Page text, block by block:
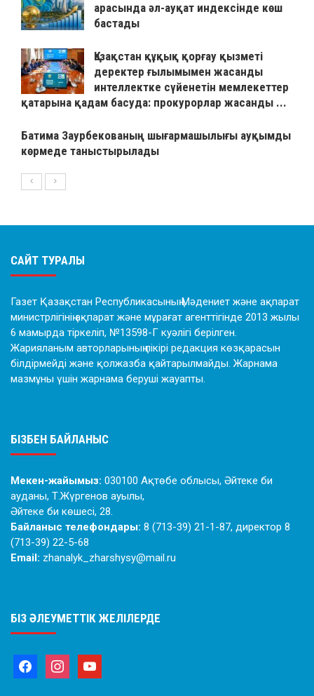
арасында әл-ауқат индексінде көш
бастады
Қазақстан құқық қорғау қызметі
деректер ғылымымен жасанды
интеллектке сүйенетін мемлекеттер
қатарына қадам басуда: прокурорлар жасанды ...
Батима Заурбекованың шығармашылығы ауқымды
көрмеде таныстырылады
САЙТ ТУРАЛЫ
Газет Қазақстан Республикасының Мәдениет және ақпарат
министрлігінің ақпарат және мұрағат агенттігінде 2013 жылы
6 мамырда тіркеліп, №13598-Г куәлігі берілген.
Жарияланым авторларының пікірі редакция көзқарасын
білдірмейді және қолжазба қайтарылмайды. Жарнама
мазмұны үшін жарнама беруші жауапты.
БІЗБЕН БАЙЛАНЫС
Мекен-жайымыз: 030100 Ақтөбе облысы, Әйтеке би
ауданы, Т.Жүргенов ауылы,
Әйтеке би көшесі, 28.
Байланыс телефондары: 8 (713-39) 21-1-87, директор 8
(713-39) 22-5-68
Email: zhanalyk_zharshysy@mail.ru
БІЗ ӘЛЕУМЕТТІК ЖЕЛІЛЕРДЕ